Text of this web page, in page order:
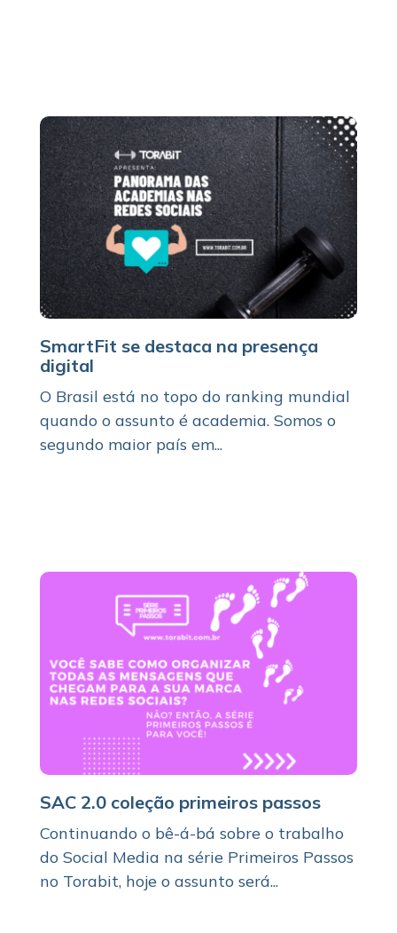
SmartFit se destaca na presença
digital
O Brasil está no topo do ranking mundial
quando o assunto é academia. Somos o
segundo maior país em...
SAC 2.0 coleção primeiros passos
Continuando o bê-á-bá sobre o trabalho
do Social Media na série Primeiros Passos
no Torabit, hoje o assunto será...